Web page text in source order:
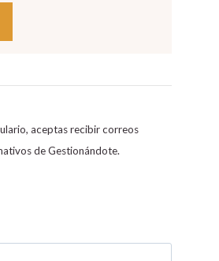
aceptas recibir correos
de Gestionándote.